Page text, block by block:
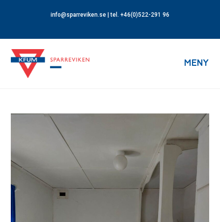
info@sparreviken.se | tel. +46(0)522-291 96
MENY